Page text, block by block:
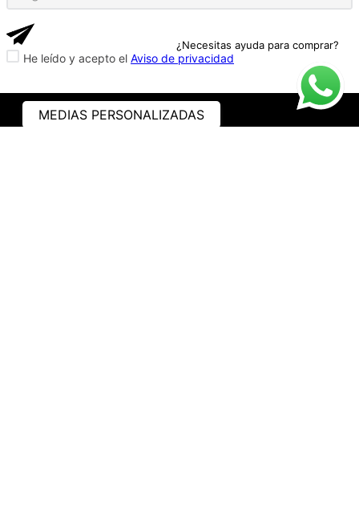
¿Necesitas ayuda para comprar?
He leído y acepto el Aviso de privacidad
MEDIAS PERSONALIZADAS